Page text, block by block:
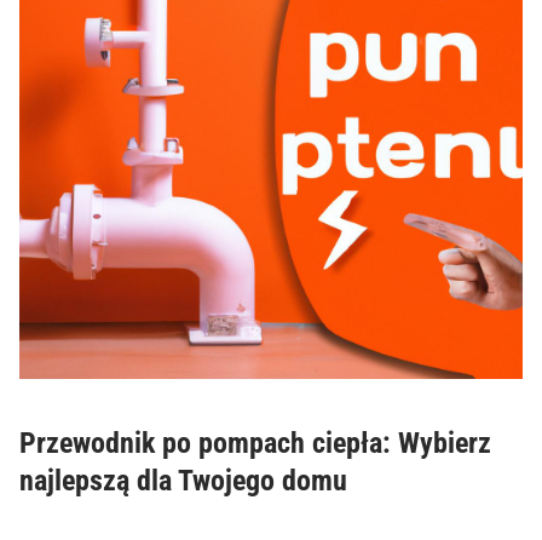
Przewodnik po pompach ciepła: Wybierz​
najlepszą⁣ dla Twojego domu